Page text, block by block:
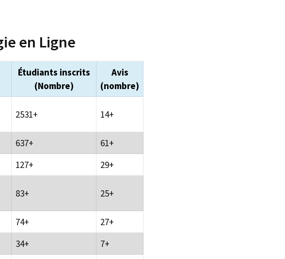
en Ligne
Étudiants inscrits
(Nombre)
Avis
(nombre)
2531+ 14+
637+
61+
127+
29+
83+ 25+
74+
27+
34+
7+